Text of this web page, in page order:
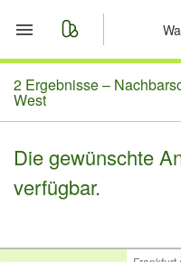
Start
Merkliste
Nachrichten
2 Ergebnisse –
West
Die gewünschte
verfügbar.